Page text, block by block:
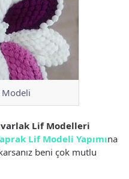
Modeli
Lif Modelleri
Lif Modeli Yapımına
beni çok mutlu